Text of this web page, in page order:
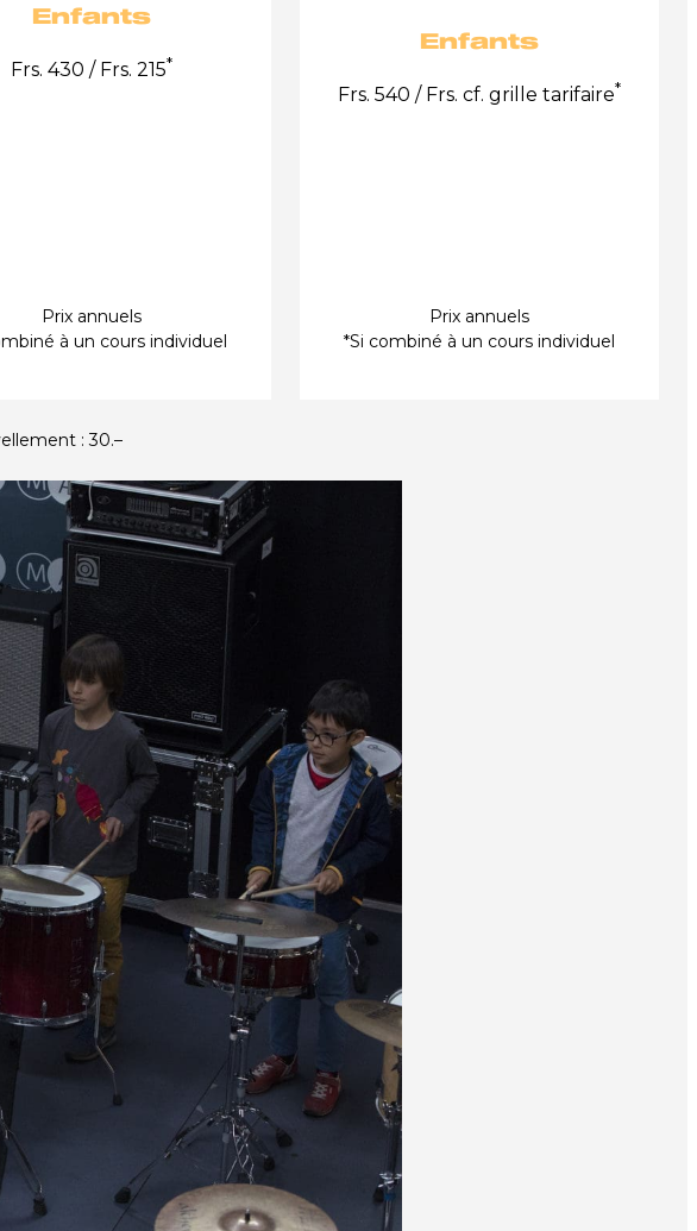
Enfants
Frs. 430 / Frs. 215*
Prix annuels
à un cours individuel
Enfants
Frs. 540 / Frs. cf. grille tarifaire*
Prix annuels
*Si combiné à un cours individuel
: 30.–